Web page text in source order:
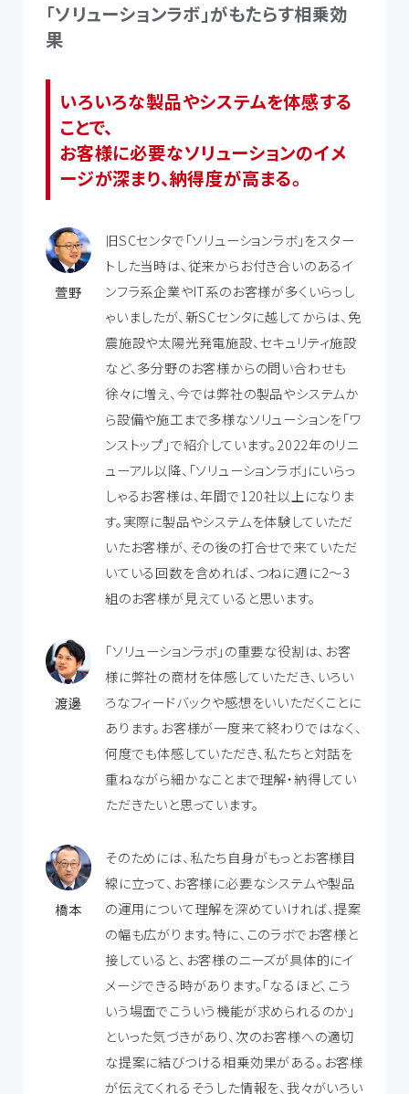
「ソリューションラボ」がもたらす相乗効
果
いろいろな製品やシステムを体感する
ことで、
お客様に必要なソリューションのイメ
ージが深まり、納得度が高まる。
萱野
旧SCセンタで「ソリューションラボ」をスター
トした当時は、従来からお付き合いのあるイ
ンフラ系企業やIT系のお客様が多くいらっし
ゃいましたが、新SCセンタに越してからは、免
震施設や太陽光発電施設、セキュリティ施設
など、多分野のお客様からの問い合わせも
徐々に増え、今では弊社の製品やシステムか
ら設備や施工まで多様なソリューションを「ワ
ンストップ」で紹介しています。2022年のリニ
ューアル以降、「ソリューションラボ」にいらっ
しゃるお客様は、年間で120社以上になりま
す。実際に製品やシステムを体験していただ
いたお客様が、その後の打合せで来ていただ
いている回数を含めれば、つねに週に2～3
組のお客様が見えていると思います。
渡邊
「ソリューションラボ」の重要な役割は、お客
様に弊社の商材を体感していただき、いろい
ろなフィードバックや感想をいいただくことに
あります。お客様が一度来て終わりではなく、
何度でも体感していただき、私たちと対話を
重ねながら細かなことまで理解・納得してい
ただきたいと思っています。
橋本
そのためには、私たち自身がもっとお客様目
線に立って、お客様に必要なシステムや製品
の運用について理解を深めていければ、提案
の幅も広がります。特に、このラボでお客様と
接していると、お客様のニーズが具体的にイ
メージできる時があります。「なるほど、こう
いう場面でこういう機能が求められるのか」
といった気づきがあり、次のお客様への適切
な提案に結びつける相乗効果がある。お客様
が伝えてくれるそうした情報を、我々がいろい